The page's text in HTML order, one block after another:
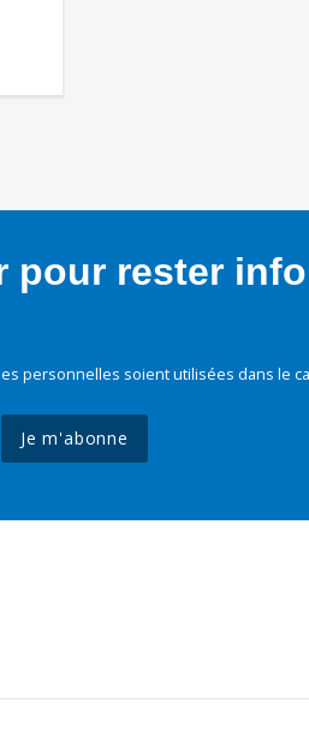
pour rester
personnelles soient utilisées dans le
Je m'abonne